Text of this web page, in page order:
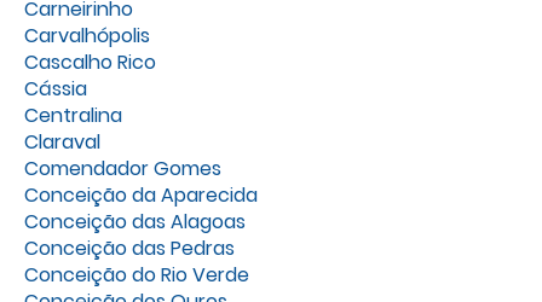
Carneirinho
Carvalhópolis
Cascalho Rico
Cássia
Centralina
Claraval
Comendador Gomes
Conceição da Aparecida
Conceição das Alagoas
Conceição das Pedras
Conceição do Rio Verde